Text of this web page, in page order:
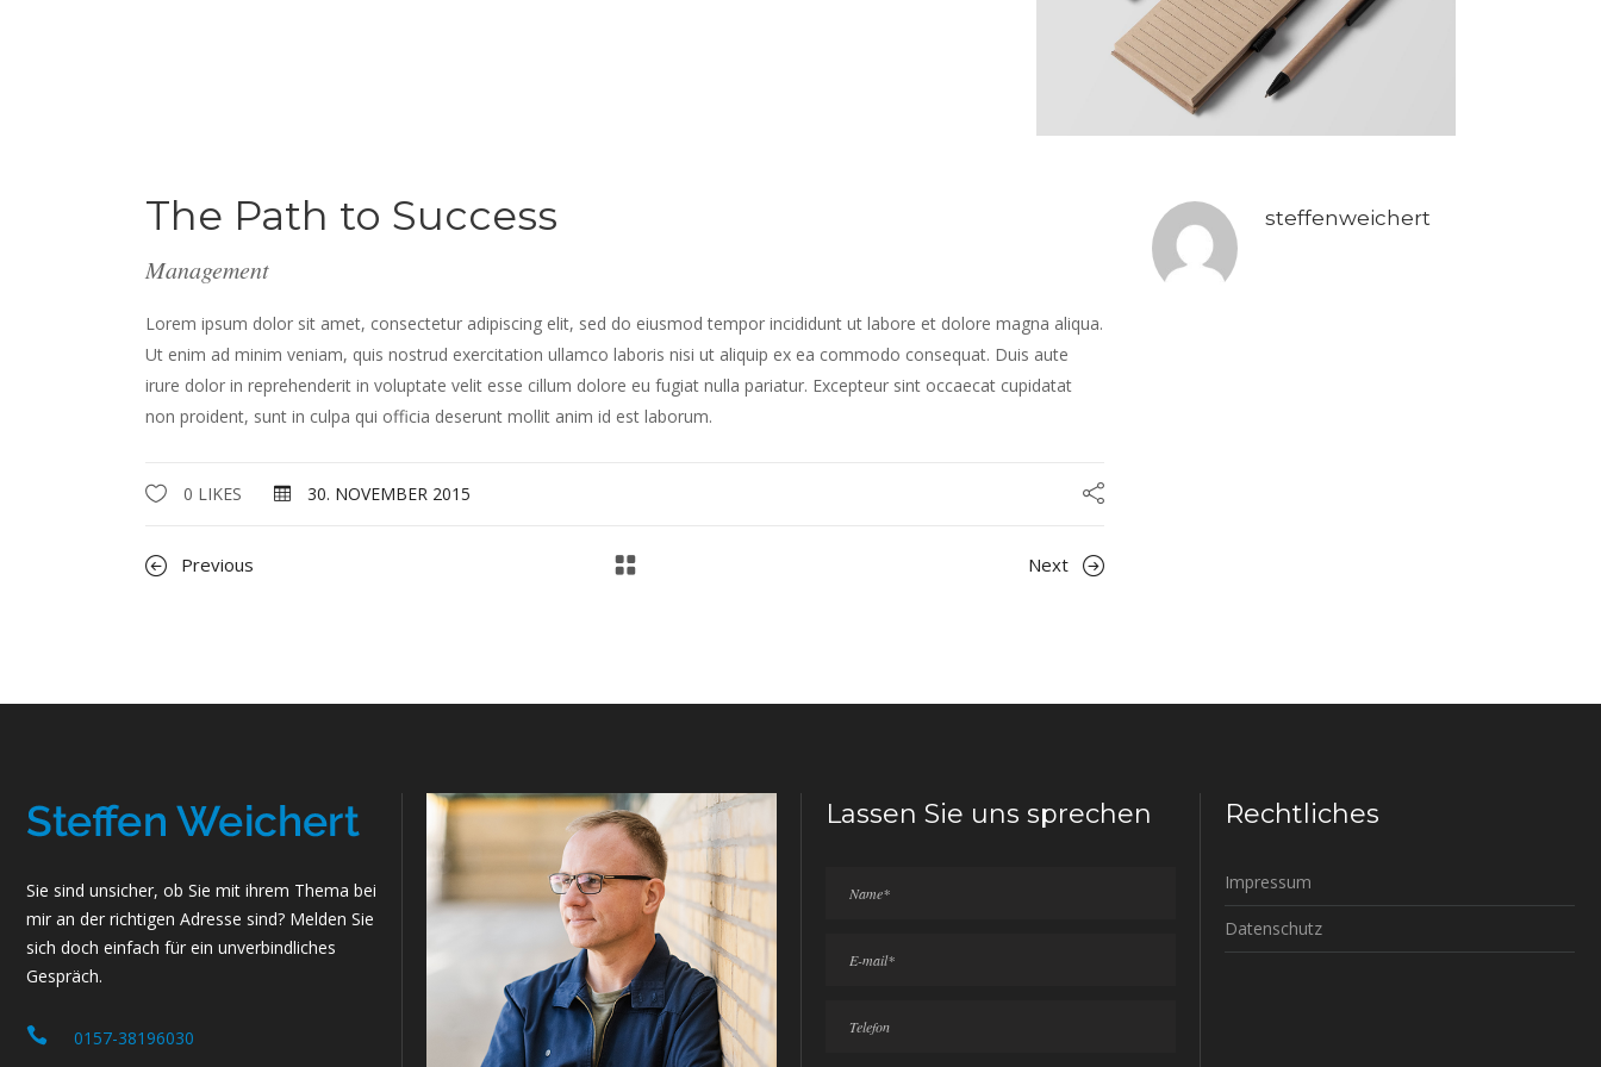
The Path to Success
Management
Lorem ipsum dolor sit amet, consectetur adipiscing elit, sed do eiusmod tempor incididunt ut labore et dolore magna aliqua.
Ut enim ad minim veniam, quis nostrud exercitation ullamco laboris nisi ut aliquip ex ea commodo consequat. Duis aute
irure dolor in reprehenderit in voluptate velit esse cillum dolore eu fugiat nulla pariatur. Excepteur sint occaecat cupidatat
non proident, sunt in culpa qui officia deserunt mollit anim id est laborum.
0 LIKES 30. NOVEMBER 2015
Previous Next
steffenweichert
Sie sind unsicher, ob Sie mit ihrem Thema bei
mir an der richtigen Adresse sind? Melden Sie
sich doch einfach für ein unverbindliches
Gespräch.
0157-38196030
Lassen Sie uns sprechen Rechtliches
Impressum
Datenschutz